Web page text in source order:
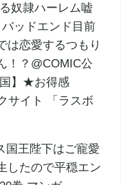
奴隷ハーレム嘘
ッドエンド目前
は恋愛するつもり
！？@COMIC公
】★お得感
サイト 「ラスボ